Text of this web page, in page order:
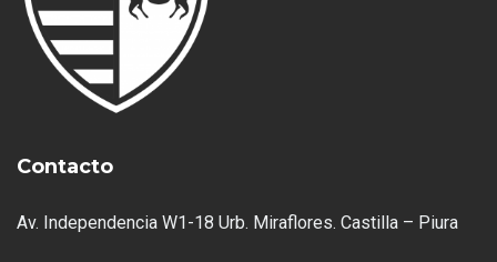
Contacto
Av. Independencia W1-18 Urb. Miraflores. Castilla – Piura